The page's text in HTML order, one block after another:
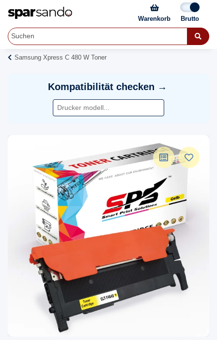
Warenkorb
Samsung Xpress C 480 W Toner
Kompatibilität checken →